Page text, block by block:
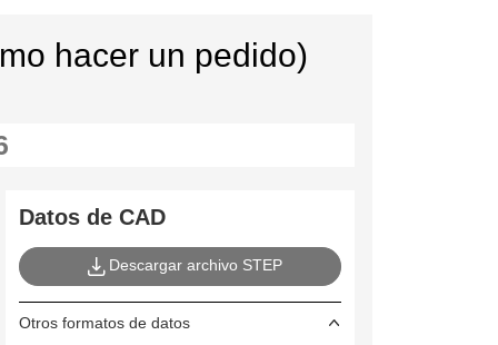
hacer un pedido)
Datos de CAD
Descargar archivo STEP
Otros formatos de datos